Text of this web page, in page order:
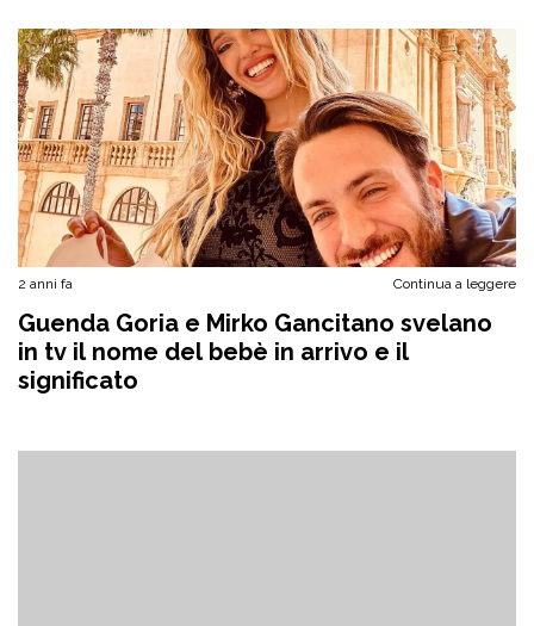
2 anni fa Continua a leggere
Guenda Goria e Mirko Gancitano svelano
in tv il nome del bebè in arrivo e il
significato